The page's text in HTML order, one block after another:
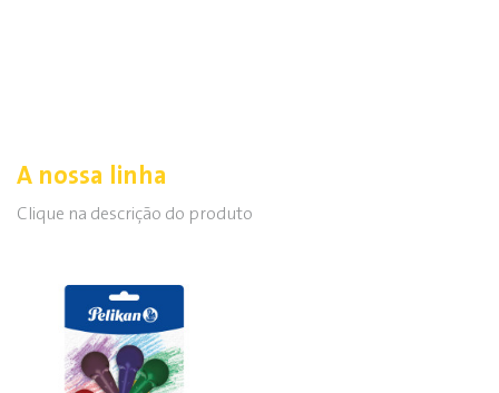
A nossa linha
Clique na descrição do produto